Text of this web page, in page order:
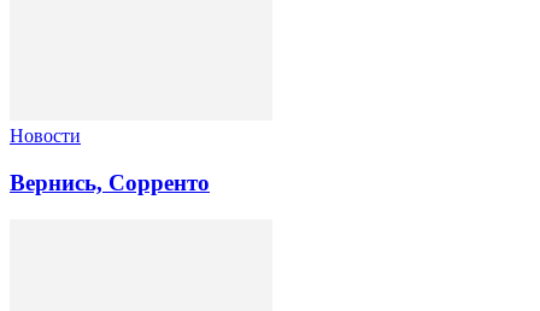
Новости
Вернись, Сорренто